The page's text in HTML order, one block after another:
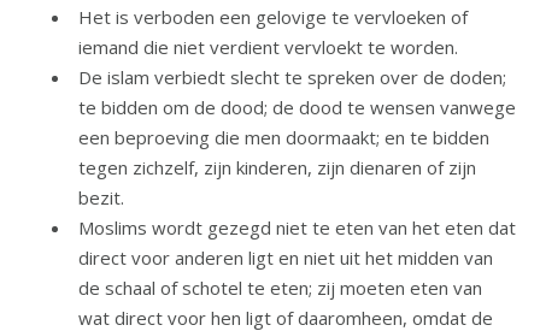
Het is verboden een gelovige te vervloeken of
iemand die niet verdient vervloekt te worden.
De islam verbiedt slecht te spreken over de doden;
te bidden om de dood; de dood te wensen vanwege
een beproeving die men doormaakt; en te bidden
tegen zichzelf, zijn kinderen, zijn dienaren of zijn
bezit.
Moslims wordt gezegd niet te eten van het eten dat
direct voor anderen ligt en niet uit het midden van
de schaal of schotel te eten; zij moeten eten van
wat direct voor hen ligt of daaromheen, omdat de